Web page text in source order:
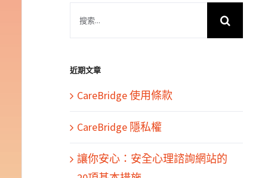
果：
近期文章
CareBridge 使用條款
CareBridge 隱私權
讓你安心：安全心理諮詢網站的